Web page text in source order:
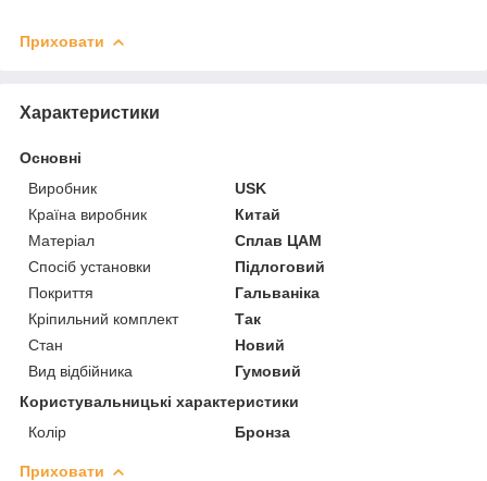
Приховати
Характеристики
Основні
Виробник
USK
Країна виробник
Китай
Матеріал
Сплав ЦАМ
Спосіб установки
Підлоговий
Покриття
Гальваніка
Кріпильний комплект
Так
Стан
Новий
Вид відбійника
Гумовий
Користувальницькі характеристики
Колір
Бронза
Приховати